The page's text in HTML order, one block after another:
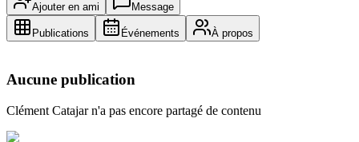
Ajouter en ami Message
Publications Événements À propos
Aucune publication
Clément Catajarn'a pas encore partagé de contenu